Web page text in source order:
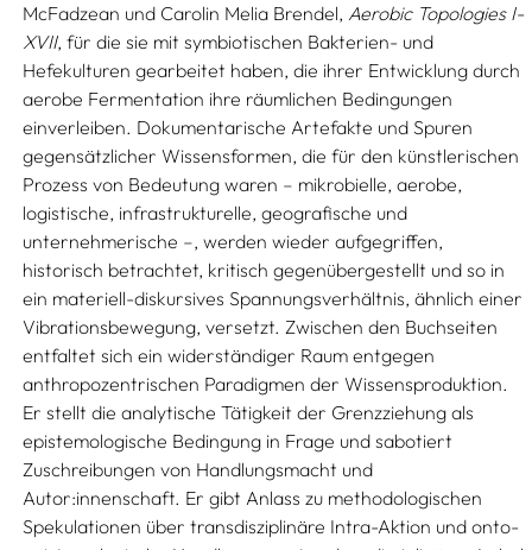
McFadzean und Carolin Melia Brendel, Aerobic Topologies I-
XVII, für die sie mit symbiotischen Bakterien- und
Hefekulturen gearbeitet haben, die ihrer Entwicklung durch
aerobe Fermentation ihre räumlichen Bedingungen
einverleiben. Dokumentarische Artefakte und Spuren
gegensätzlicher Wissensformen, die für den künstlerischen
Prozess von Bedeutung waren – mikrobielle, aerobe,
logistische, infrastrukturelle, geografische und
unternehmerische –, werden wieder aufgegriffen,
historisch betrachtet, kritisch gegenübergestellt und so in
ein materiell-diskursives Spannungsverhältnis, ähnlich einer
Vibrationsbewegung, versetzt. Zwischen den Buchseiten
entfaltet sich ein widerständiger Raum entgegen
anthropozentrischen Paradigmen der Wissensproduktion.
Er stellt die analytische Tätigkeit der Grenzziehung als
epistemologische Bedingung in Frage und sabotiert
Zuschreibungen von Handlungsmacht und
Autor:innenschaft. Er gibt Anlass zu methodologischen
Spekulationen über transdisziplinäre Intra-Aktion und onto-